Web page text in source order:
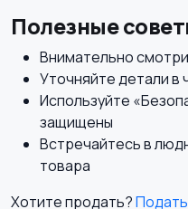
Полезные
Внимательно
Уточняйте детали в
Используйте
защищены
Встречайтесь в
товара
Хотите продать?